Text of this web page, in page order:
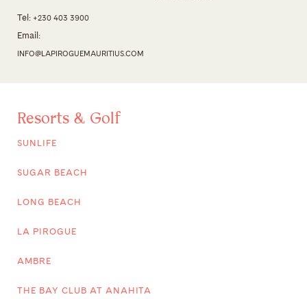
Tel: +230 403 3900
Email:
INFO@LAPIROGUEMAURITIUS.COM
Resorts & Golf
SUNLIFE
SUGAR BEACH
LONG BEACH
LA PIROGUE
AMBRE
THE BAY CLUB AT ANAHITA